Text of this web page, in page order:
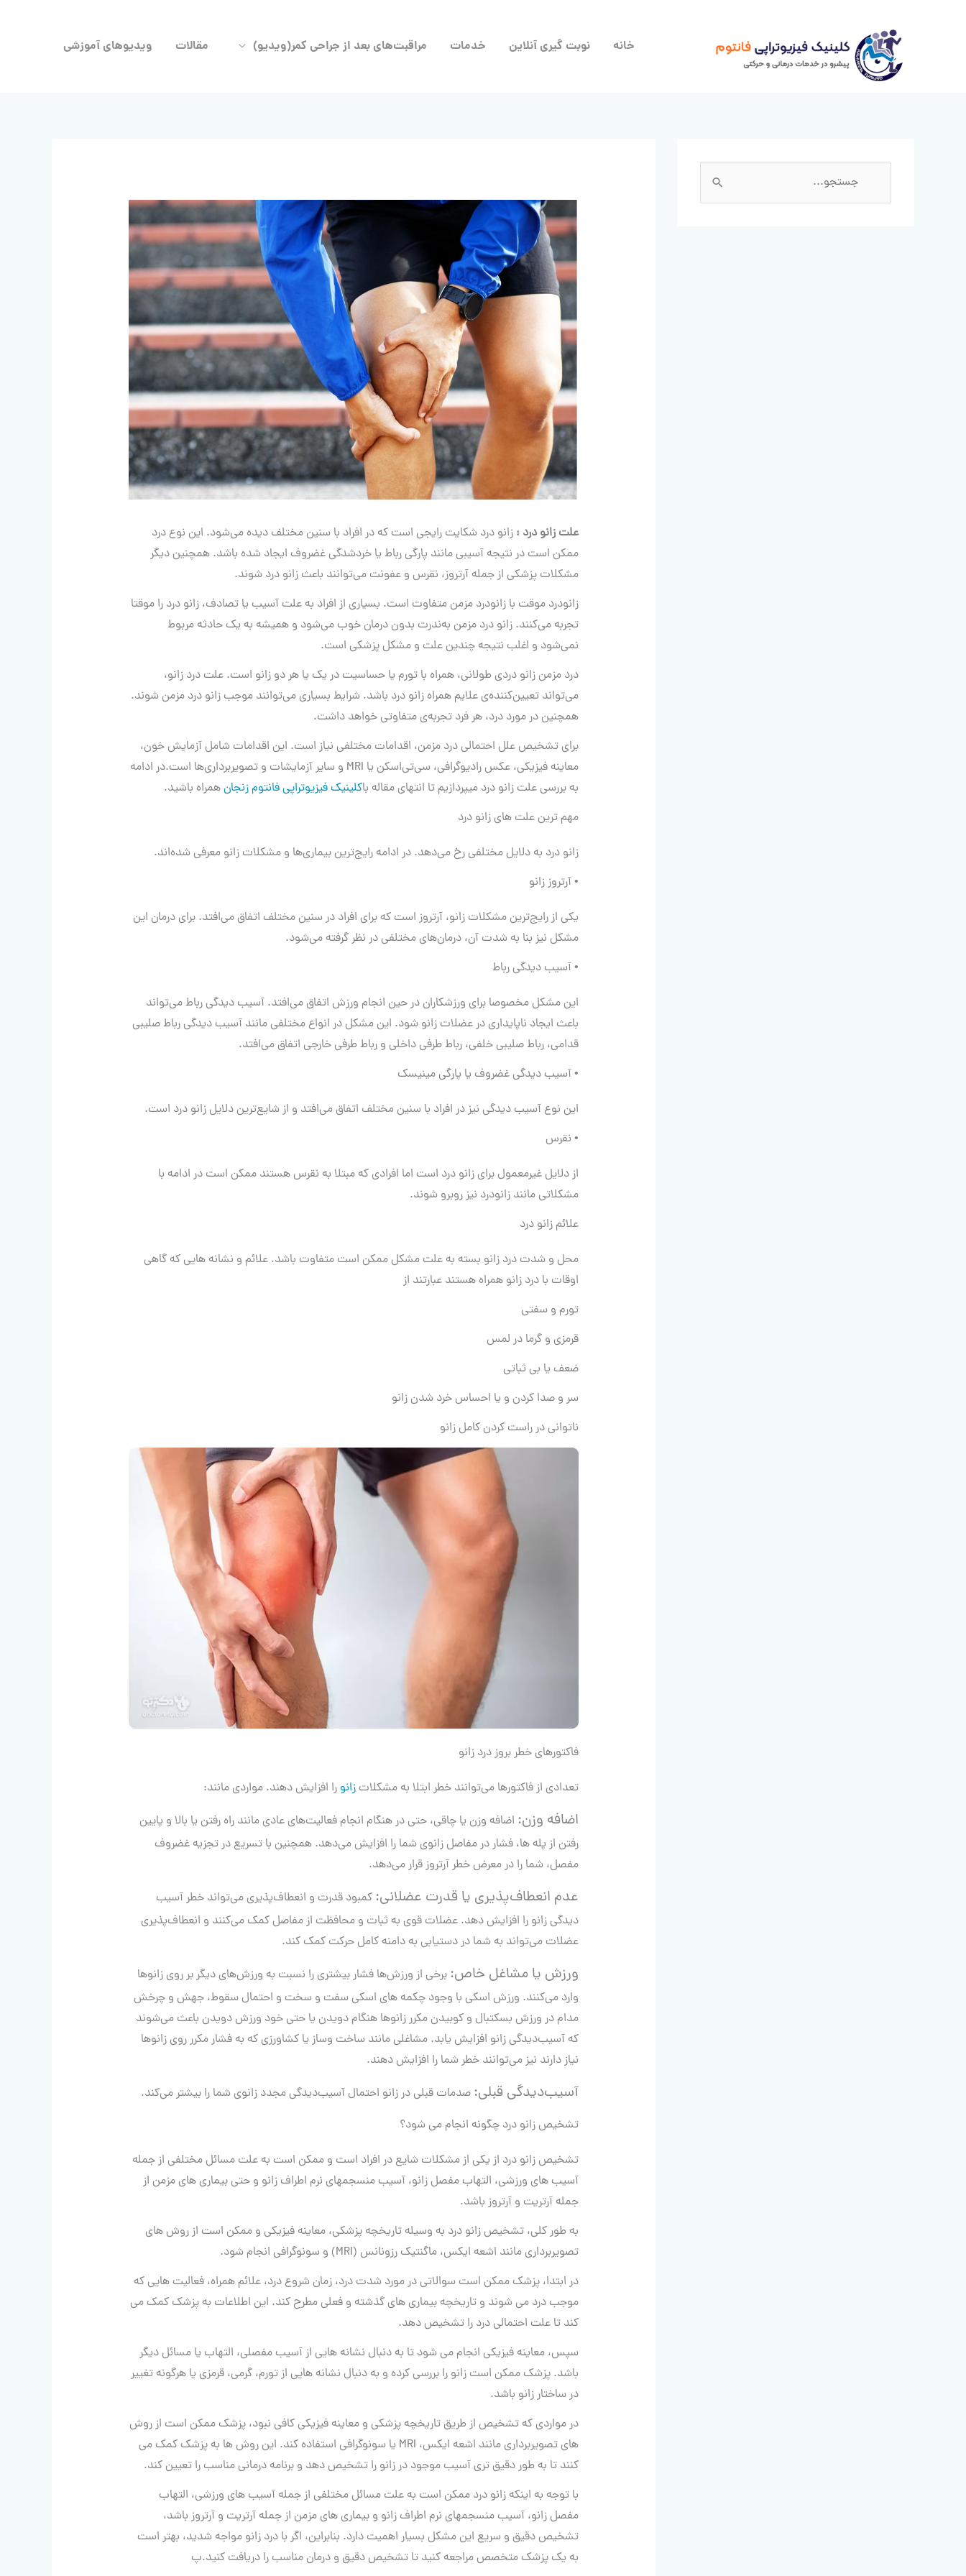
خانه نوبت گیری آنلاین خدمات مراقبت‌های بعد از جراحی کمر(ویدیو) مقالات ویدیوهای آموزشی
س
علت زانو درد : زانو درد شکایت رایجی است که در افراد با سنین مختلف دیده می‌شود. این نوع درد
ممکن است در نتیجه آسیبی مانند پارگی رباط یا خردشدگی غضروف ایجاد شده باشد. همچنین دیگر
مشکلات پزشکی از جمله آرتروز، نقرس و عفونت می‌توانند باعث زانو درد شوند.
زانودرد موقت با زانودرد مزمن متفاوت است. بسیاری از افراد به علت آسیب یا تصادف، زانو درد را موقتا
تجربه می‌کنند. زانو درد مزمن به‌ندرت بدون درمان خوب می‌شود و همیشه به یک حادثه مربوط
نمی‌شود و اغلب نتیجه چندین علت و مشکل پزشکی است.
درد مزمن زانو دردی طولانی، همراه با تورم یا حساسیت در یک یا هر دو زانو است. علت درد زانو،
می‌تواند تعیین‌کننده‌ی علایم همراه زانو درد باشد. شرایط بسیاری می‌توانند موجب زانو درد مزمن شوند.
همچنین در مورد درد، هر فرد تجربه‌ی متفاوتی خواهد داشت.
برای تشخیص علل احتمالی درد مزمن، اقدامات مختلفی نیاز است. این اقدامات شامل آزمایش خون،
معاینه فیزیکی، عکس رادیوگرافی، سی‌تی‌اسکن یا MRI و سایر آزمایشات و تصویربرداری‌ها است.در ادامه
به بررسی علت زانو درد میپردازیم تا انتهای مقاله باکلینیک فیزیوتراپی فانتوم زنجانهمراه باشید.
مهم‌ ترین علت‌ های زانو درد
زانو درد به دلایل مختلفی رخ می‌دهد. در ادامه رایج‌ترین بیماری‌ها و مشکلات زانو معرفی شده‌اند.
• آرتروز زانو
یکی از رایج‌ترین مشکلات زانو، آرتروز است که برای افراد در سنین مختلف اتفاق می‌افتد. برای درمان این
مشکل نیز بنا به شدت آن، درمان‌های مختلفی در نظر گرفته می‌شود.
• آسیب دیدگی رباط
این مشکل مخصوصا برای ورزشکاران در حین انجام ورزش اتفاق می‌افتد. آسیب دیدگی رباط می‌تواند
باعث ایجاد ناپایداری در عضلات زانو شود. این مشکل در انواع مختلفی مانند آسیب دیدگی رباط صلیبی
قدامی، رباط صلیبی خلفی، رباط طرفی داخلی و رباط طرفی خارجی اتفاق می‌افتد.
• آسیب دیدگی غضروف یا پارگی مینیسک
این نوع آسیب دیدگی نیز در افراد با سنین مختلف اتفاق می‌افتد و از شایع‌ترین دلایل زانو درد است.
• نقرس
از دلایل غیرمعمول برای زانو درد است اما افرادی که مبتلا به نقرس هستند ممکن است در ادامه با
مشکلاتی مانند زانودرد نیز روبرو شوند.
علائم زانو درد
محل و شدت درد زانو بسته به علت مشکل ممکن است متفاوت باشد. علائم و نشانه هایی که گاهی
اوقات با درد زانو همراه هستند عبارتند از
تورم و سفتی
قرمزی و گرما در لمس
ضعف یا بی ثباتی
سر و صدا کردن و یا احساس خرد شدن زانو
ناتوانی در راست کردن کامل زانو
فاکتورهای خطر بروز درد زانو
تعدادی از فاکتورها می‌توانند خطر ابتلا به مشکلات زانو را افزایش دهند. مواردی مانند:
اضافه وزن:
اضافه وزن یا چاقی، حتی در هنگام انجام فعالیت‎‌های عادی مانند راه رفتن یا بالا و پایین
رفتن از پله‎ ها، فشار در مفاصل زانوی شما را افزایش می‌‎دهد. همچنین با تسریع در تجزیه غضروف
مفصل، شما را در معرض خطر آرتروز قرار می‎‌دهد.
عدم انعطاف‌‏پذیری یا قدرت عضلانی:
کمبود قدرت و انعطاف‌‎پذیری می‌‎تواند خطر آسیب
‏دیدگی زانو را افزایش دهد. عضلات قوی به ثبات و محافظت از مفاصل کمک می‏‌کنند و انعطاف‌‏پذیری
عضلات می‎‌تواند به شما در دستیابی به دامنه کامل حرکت کمک کند.
ورزش یا مشاغل خاص:
برخی از ورزش‌‎ها فشار بیشتری را نسبت به ورزش‎‌های دیگر بر روی زانوها
وارد می‌کنند. ورزش اسکی با وجود چکمه‎ های اسکی سفت و سخت و احتمال سقوط، جهش و چرخش
مدام در ورزش بسکتبال و کوبیدن مکرر زانوها هنگام دویدن یا حتی خود ورزش دویدن باعث می‏‌شوند
که آسیب‎‌دیدگی زانو افزایش یابد. مشاغلی مانند ساخت‎ وساز یا کشاورزی که به فشار مکرر روی زانوها
نیاز دارند نیز می‌‎توانند خطر شما را افزایش دهند.
آسیب‌دیدگی قبلی: صدمات قبلی در زانو احتمال آسیب‌دیدگی مجدد زانوی شما را بیشتر می‌کند.
تشخیص زانو درد چگونه انجام می شود؟
تشخیص زانو درد از یکی از مشکلات شایع در افراد است و ممکن است به علت مسائل مختلفی از جمله
آسیب های ورزشی، التهاب مفصل زانو، آسیب منسجمهای نرم اطراف زانو و حتی بیماری های مزمن از
جمله آرتریت و آرتروز باشد.
به طور کلی، تشخیص زانو درد به وسیله تاریخچه پزشکی، معاینه فیزیکی و ممکن است از روش های
تصویربرداری مانند اشعه ایکس، ماگنتیک رزونانس (MRI) و سونوگرافی انجام شود.
در ابتدا، پزشک ممکن است سوالاتی در مورد شدت درد، زمان شروع درد، علائم همراه، فعالیت هایی که
موجب درد می شوند و تاریخچه بیماری های گذشته و فعلی مطرح کند. این اطلاعات به پزشک کمک می
کند تا علت احتمالی درد را تشخیص دهد.
سپس، معاینه فیزیکی انجام می شود تا به دنبال نشانه هایی از آسیب مفصلی، التهاب یا مسائل دیگر
باشد. پزشک ممکن است زانو را بررسی کرده و به دنبال نشانه هایی از تورم، گرمی، قرمزی یا هرگونه تغییر
در ساختار زانو باشد.
در مواردی که تشخیص از طریق تاریخچه پزشکی و معاینه فیزیکی کافی نبود، پزشک ممکن است از روش
های تصویربرداری مانند اشعه ایکس، MRI یا سونوگرافی استفاده کند. این روش ها به پزشک کمک می
کنند تا به طور دقیق تری آسیب موجود در زانو را تشخیص دهد و برنامه درمانی مناسب را تعیین کند.
با توجه به اینکه زانو درد ممکن است به علت مسائل مختلفی از جمله آسیب های ورزشی، التهاب
مفصل زانو، آسیب منسجمهای نرم اطراف زانو و بیماری های مزمن از جمله آرتریت و آرتروز باشد،
تشخیص دقیق و سریع این مشکل بسیار اهمیت دارد. بنابراین، اگر با درد زانو مواجه شدید، بهتر است
به یک پزشک متخصص مراجعه کنید تا تشخیص دقیق و درمان مناسب را دریافت کنید.پ